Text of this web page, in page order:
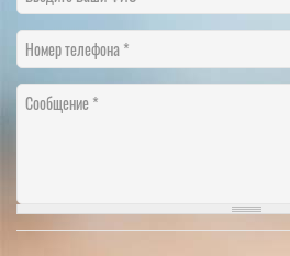
Номер телефона
Сообщение